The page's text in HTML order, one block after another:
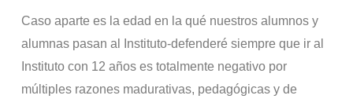
Caso aparte es la edad en la qué nuestros alumnos y
alumnas pasan al Instituto-defenderé siempre que ir al
Instituto con 12 años es totalmente negativo por
múltiples razones madurativas, pedagógicas y de